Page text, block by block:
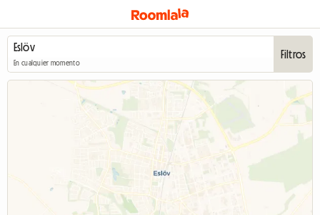
En cualquier momento
Filtros